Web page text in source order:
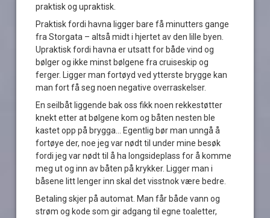
praktisk og upraktisk.
Praktisk fordi havna ligger bare få minutters gange
fra Storgata – altså midt i hjertet av den lille byen.
Upraktisk fordi havna er utsatt for både vind og
bølger og ikke minst bølgene fra cruiseskip og
ferger. Ligger man fortøyd ved ytterste brygge kan
man fort få seg noen negative overraskelser.
En seilbåt liggende bak oss fikk noen rekkestøtter
knekt etter at bølgene kom og båten nesten ble
kastet opp på brygga… Egentlig bør man unngå å
fortøye der, noe jeg var nødt til under mine besøk
fordi jeg var nødt til å ha longsideplass for å komme
meg ut og inn av båten på krykker. Ligger man i
båsene litt lenger inn skal det visstnok være bedre.
Betaling skjer på automat. Man får både vann og
strøm og kode som gir adgang til egne toaletter,